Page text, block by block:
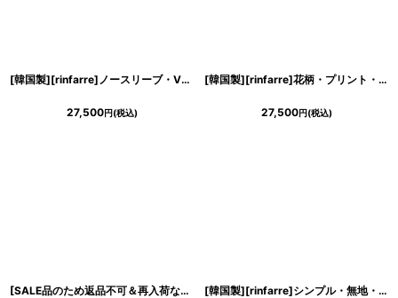
[韓国製][rinfarre]ノースリーブ・Vカット・花柄・ホワイト×グレー・Aライン・ロングドレス・ワンピース[黒木麗奈着用]《送料＆代引き手数料無料》
27,500円(税込)
[韓国製][rinfarre]花柄・プリント・ノースリーブ・フレア・サテン調・ハートネック・エレガント・Aライン・ロングドレス・ワンピース[薗田杏奈着用][送料無料]
27,500円(税込)
[SALE品のため返品不可＆再入荷なしの現品限り][韓国製][rinfarre]レモン柄・プリント・Vネック・ホルターネック・シフォン・ヘムデザイン・ノースリーブ・ロングドレス・ワンピース[薗田杏奈着用][送料無料] [韓国製][rinfarre]シンプル・無地・Aライン・カシュクール・襟付き・五分袖・マキシ・ミディアムドレス・ワンピース[奈月セナ着用][送料無料]